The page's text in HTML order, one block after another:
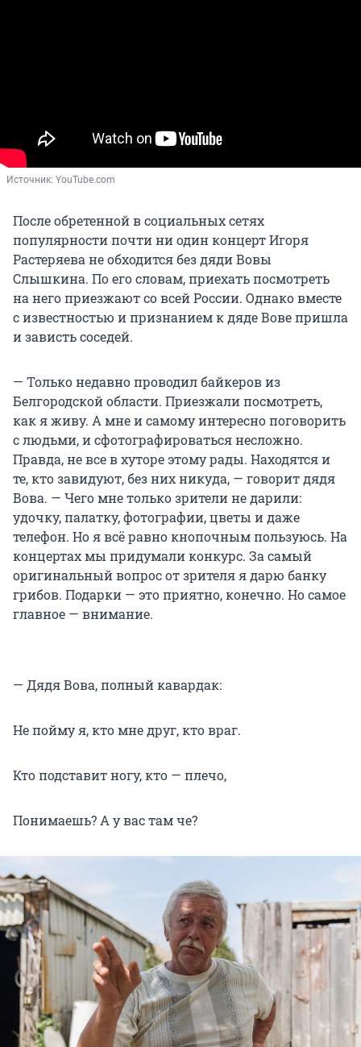
Источник: YouTube.com
После обретенной в социальных сетях
популярности почти ни один концерт Игоря
Растеряева не обходится без дяди Вовы
Слышкина. По его словам, приехать посмотреть
на него приезжают со всей России. Однако вместе
с известностью и признанием к дяде Вове пришла
и зависть соседей.
— Только недавно проводил байкеров из
Белгородской области. Приезжали посмотреть,
как я живу. А мне и самому интересно поговорить
с людьми, и сфотографироваться несложно.
Правда, не все в хуторе этому рады. Находятся и
те, кто завидуют, без них никуда, — говорит дядя
Вова. — Чего мне только зрители не дарили:
удочку, палатку, фотографии, цветы и даже
телефон. Но я всё равно кнопочным пользуюсь. На
концертах мы придумали конкурс. За самый
оригинальный вопрос от зрителя я дарю банку
грибов. Подарки — это приятно, конечно. Но самое
главное — внимание.
— Дядя Вова, полный кавардак:
Не пойму я, кто мне друг, кто враг.
Кто подставит ногу, кто — плечо,
Понимаешь? А у вас там че?